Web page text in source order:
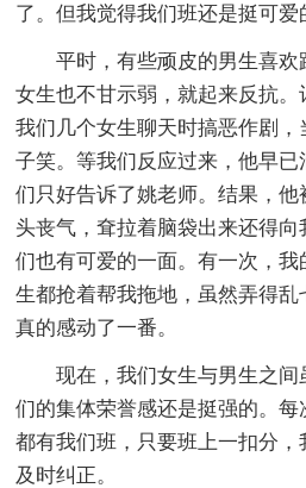
了。但我觉得我们班还是挺可爱
平时，有些顽皮的男生喜
女生也不甘示弱，就起来反抗
我们几个女生聊天时搞恶作剧
子笑。等我们反应过来，他早
们只好告诉了姚老师。结果，
头丧气，耷拉着脑袋出来还得
们也有可爱的一面。有一次，
生都抢着帮我拖地，虽然弄得
真的感动了一番。
现在，我们女生与男生之
们的集体荣誉感还是挺强的。
都有我们班，只要班上一扣分，
及时纠正。